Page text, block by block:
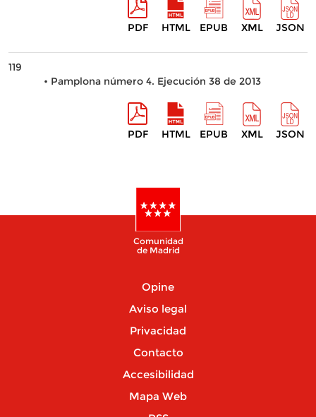
PDF HTML EPUB XML JSON
119
• Pamplona número 4. Ejecución 38 de 2013
PDF HTML EPUB XML JSON
Comunidad
de Madrid
Opine
Aviso legal
Privacidad
Contacto
Accesibilidad
Mapa Web